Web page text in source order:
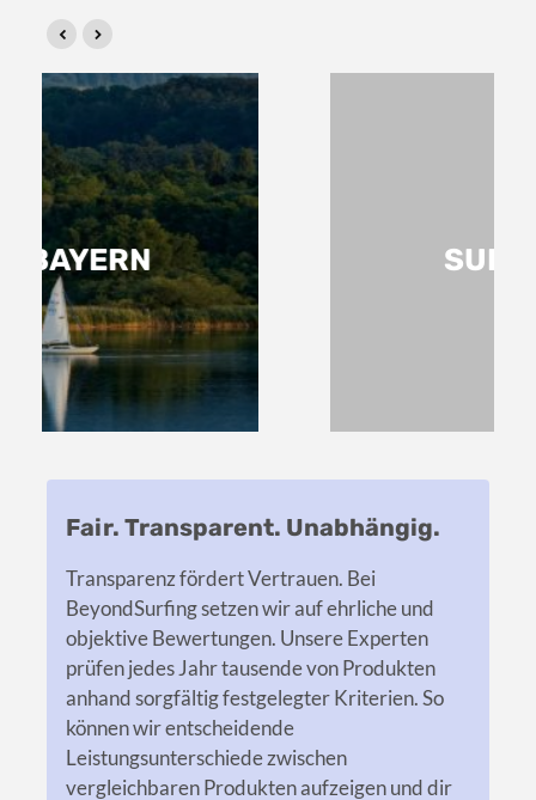
SUP BERLIN
Fair. Transparent. Unabhängig.
Transparenz fördert Vertrauen. Bei
BeyondSurfing setzen wir auf ehrliche und
objektive Bewertungen. Unsere Experten
prüfen jedes Jahr tausende von Produkten
anhand sorgfältig festgelegter Kriterien. So
können wir entscheidende
Leistungsunterschiede zwischen
vergleichbaren Produkten aufzeigen und dir